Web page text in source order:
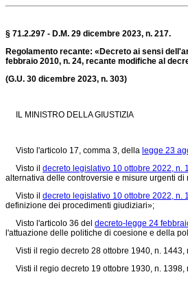
§ 71.2.297 - D.M. 29 dicembre 2023, n. 217.
Regolamento recante: «Decreto ai sensi
febbraio 2010, n. 24, recante modifiche al
(G.U. 30 dicembre 2023, n. 303)
IL MINISTRO DELLA GIUSTIZIA
Visto l'articolo 17, comma 3, della legge 23
Visto il decreto legislativo 10 ottobre 2022, n.
alternativa delle controversie e misure urgenti
Visto il decreto legislativo 10 ottobre 2022, n.
definizione dei procedimenti giudiziari»;
Visto l'articolo 36 del decreto-legge 24
l'attuazione delle politiche di coesione e della
Visti il regio decreto 28 ottobre 1940, n. 1443,
Visti il regio decreto 19 ottobre 1930, n. 1398,